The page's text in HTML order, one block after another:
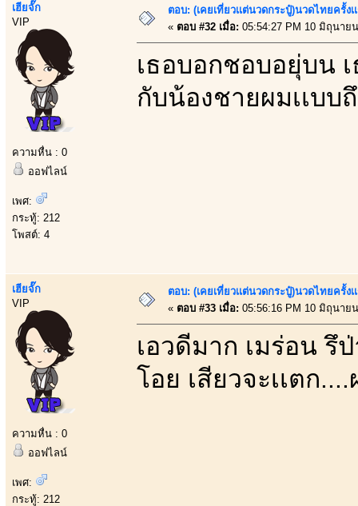
เฮียจั๊ก
VIP
ความหื่น : 0
ออฟไลน์
เพศ:
กระทู้: 212
โพสต์: 4
ตอบ: (เคยเที่ยวเเต่นวดกระปู๋)นวดไทยครั้ง
« ตอบ #32 เมื่อ: 05:54:27 PM 10 มิถุนาย
เธอบอกชอบอยุ่บน
กับน้องชายผมเเบบ
เฮียจั๊ก
VIP
ความหื่น : 0
ออฟไลน์
เพศ:
กระทู้: 212
ตอบ: (เคยเที่ยวเเต่นวดกระปู๋)นวดไทยครั้ง
« ตอบ #33 เมื่อ: 05:56:16 PM 10 มิถุนาย
เอวดีมาก เมร่อน
โอย เสียวจะเเตก